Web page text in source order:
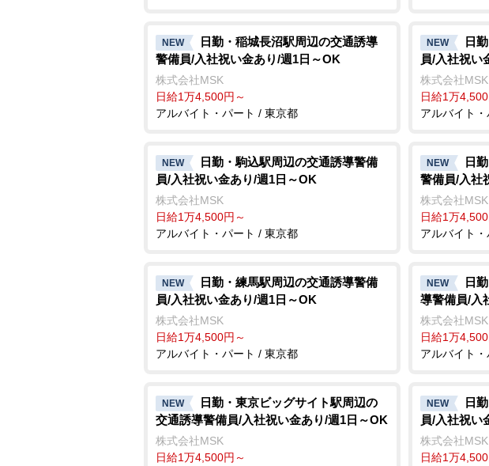
NEW
日勤・稲城長沼駅周辺の交通誘導
警備員/入社祝い金あり/週1日～OK
株式会社MSK
日給1万4,500円～
アルバイト・パート / 東京都
NEW
日
員/入社祝い
株式会社MSK
日給1万4,500
アルバイト
NEW
日勤・駒込駅周辺の交通誘導警備
員/入社祝い金あり/週1日～OK
株式会社MSK
日給1万4,500円～
アルバイト・パート / 東京都
NEW
日
警備員/入社
株式会社MSK
日給1万4,500
アルバイト
NEW
日勤・練馬駅周辺の交通誘導警備
員/入社祝い金あり/週1日～OK
株式会社MSK
日給1万4,500円～
アルバイト・パート / 東京都
NEW
日
導警備員/入
株式会社MSK
日給1万4,500
アルバイト
NEW
日勤・東京ビッグサイト駅周辺の
交通誘導警備員/入社祝い金あり/週1日～OK
株式会社MSK
日給1万4,500円～
NEW
日
員/入社祝い
株式会社MSK
日給1万4,500